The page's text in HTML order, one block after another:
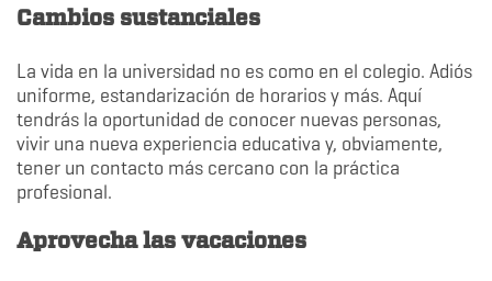
Cambios sustanciales
La vida en la universidad no es como en el colegio. Adiós
uniforme, estandarización de horarios y más. Aquí
tendrás la oportunidad de conocer nuevas personas,
vivir una nueva experiencia educativa y, obviamente,
tener un contacto más cercano con la práctica
profesional.
Aprovecha las vacaciones